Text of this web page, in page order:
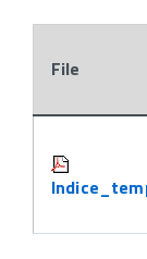
File